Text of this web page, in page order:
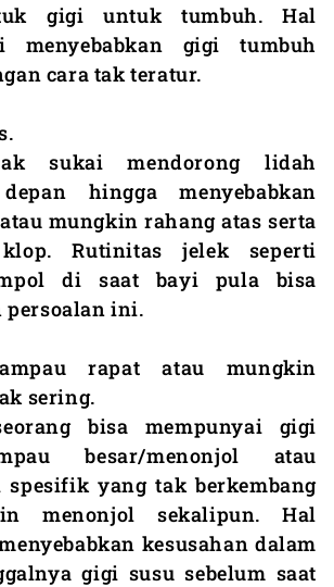
gigi untuk tumbuh. Hal
menyebabkan gigi tumbuh
cara tak teratur.
sukai mendorong lidah
hingga menyebabkan
mungkin rahang atas serta
Rutinitas jelek seperti
di saat bayi pula bisa
persoalan ini.
rapat atau mungkin
sering.
bisa mempunyai gigi
besar/menonjol atau
yang tak berkembang
menonjol sekalipun. Hal
kesusahan dalam
gigi susu sebelum saat